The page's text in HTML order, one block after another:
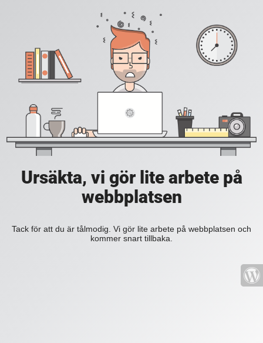
Ursäkta, vi gör lite arbete på
webbplatsen
Tack för att du är tålmodig. Vi gör lite arbete på webbplatsen och
kommer snart tillbaka.